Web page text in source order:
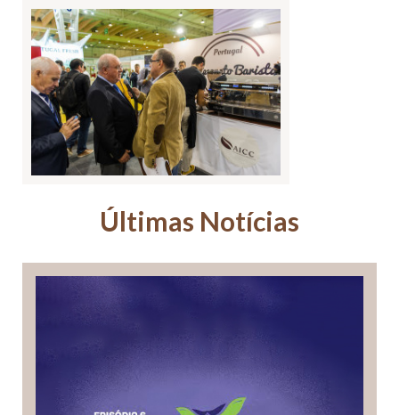
Últimas Notícias